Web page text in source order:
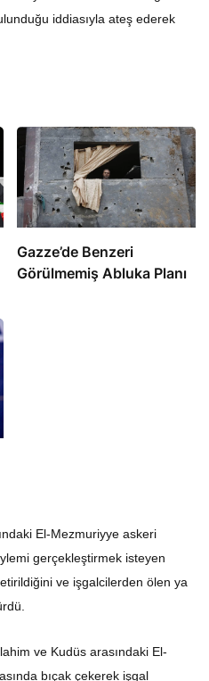
iddiasıyla ateş ederek
​​​​​​​Gazze’de Benzeri
Görülmemiş Abluka Planı
El-Mezmuriyye askeri
gerçekleştirmek isteyen
ve işgalcilerden ölen ya
ve Kudüs arasındaki El-
bıçak çekerek işgal